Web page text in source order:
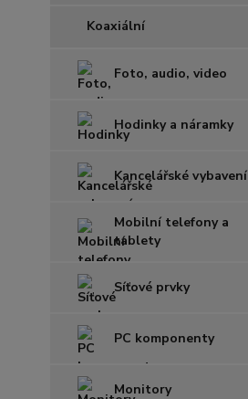
Koaxiální
Foto, audio, video
Hodinky a náramky
Kancelářské vybavení
Mobilní telefony a
tablety
Síťové prvky
PC komponenty
Monitory